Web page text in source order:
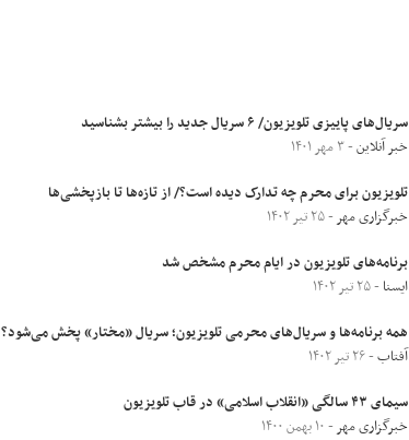
سریال‌های پاییزی تلویزیون/ ۶ سریال جدید را بیشتر بشناسید
خبر آنلاین- ۳ مهر ۱۴۰۱
تلویزیون برای محرم چه تدارک دیده است؟/ از تازه‌ها تا بازپخشی‌ها
خبرگزاری مهر- ۲۵ تیر ۱۴۰۲
برنامه‌های تلویزیون در ایام محرم مشخص شد
ایسنا - ۲۵ تیر ۱۴۰۲
همه برنامه‌ها و سریال‌های محرمی تلویزیون؛ سریال «مختار» پخش می‌شود؟
آفتاب- ۲۶ تیر ۱۴۰۲
سیمای ۴۳ سالگی «انقلاب اسلامی» در قاب تلویزیون
خبرگزاری مهر- ۱۰ بهمن ۱۴۰۰